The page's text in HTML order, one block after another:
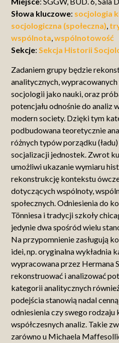
Słowa kluczowe: socjologia
socjologiczna (społeczna),
wspólnota,wspólnotowość
Sekcje:Sekcja Historii
Zadaniem grupy będzie
analitycznych,
socjologii jako nauki, oraz
potencjału odnośnie do analiz
modern society. Dzięki tym
podbudowana teoretycznie
różnych typów porządku
socjalizacji jednostek. Zwrot
umożliwi ukazanie wymiaru
rekonstrukcję kontekstu
dotyczących wspólnoty,
społecznych. Odniesienia do
Tönniesa i tradycji szkoły
jedynie dwa spośród wielu
Na przypomnienie zasługują
idei, np. oryginalna wykładnia
wypracowana przez Hermana
rekonstruować i analizować
kategorii analitycznych
podejścia stanowią nadal
odniesienia czy swego
współczesnych analiz. Takie
zarówno u Michaela